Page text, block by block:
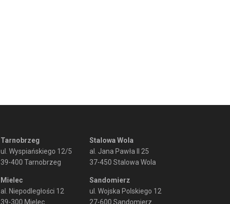
Tarnobrzeg
ul. Wyspiańskiego 12/5
39-400 Tarnobrzeg
Mielec
al. Niepodległości 12
39-300 Mielec
Stalowa Wola
al. Jana Pawła II 25
37-450 Stalowa Wola
Sandomierz
ul. Wojska Polskiego 12
27-600 Sandomierz